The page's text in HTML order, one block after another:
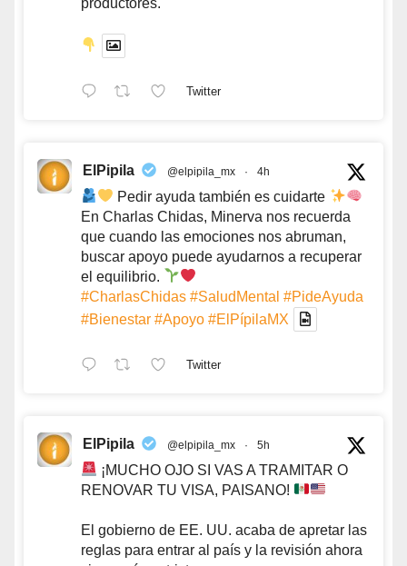
Twitter
ElPipila @elpipila_mx · 4h
Pedir ayuda también es cuidarte
En Charlas Chidas, Minerva nos recuerda
que cuando las emociones nos abruman,
buscar apoyo puede ayudarnos a recuperar
el equilibrio.
#CharlasChidas #SaludMental #PideAyuda
#Bienestar #Apoyo #ElPípilaMX
Twitter
ElPipila @elpipila_mx · 5h
¡MUCHO OJO SI VAS A TRAMITAR O
RENOVAR TU VISA, PAISANO!
El gobierno de EE. UU. acaba de apretar las
reglas para entrar al país y la revisión ahora